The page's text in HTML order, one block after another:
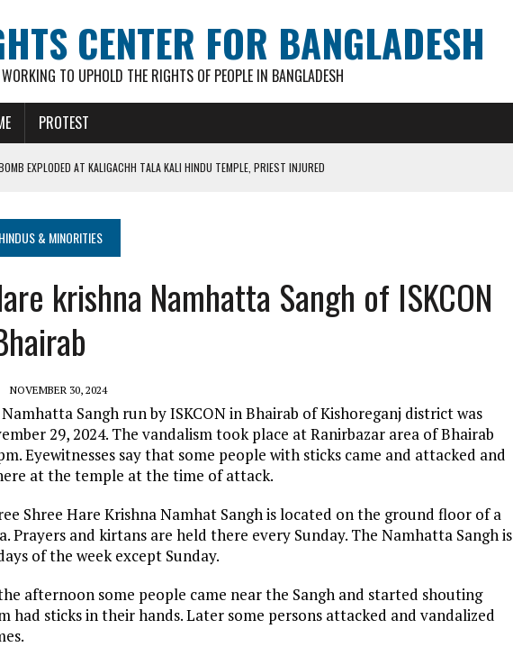
CENTER FOR BANGLADESH
TO UPHOLD THE RIGHTS OF PEOPLE IN BANGLADESH
PROTEST
EXPLODED AT KALIGACHH TALA KALI HINDU TEMPLE, PRIEST INJURED
ON GOUR-NITAI HINDU TEMPLE IN PATHATULA TARAPUR TEA ESTATE
HINDU YOUTH DIPAN MALAKAR FOUND IN LOCAL POND
& MINORITIES
krishna Namhatta Sangh of ISKCON
NOVEMBER 30, 2024
Sangh run by ISKCON in Bhairab of Kishoreganj district was
29, 2024. The vandalism took place at Ranirbazar area of Bhairab
Eyewitnesses say that some people with sticks came and attacked and
at the temple at the time of attack.
Shree Hare Krishna Namhat Sangh is located on the ground floor of a
Prayers and kirtans are held there every Sunday. The Namhatta Sangh is
of the week except Sunday.
afternoon some people came near the Sangh and started shouting
had sticks in their hands. Later some persons attacked and vandalized